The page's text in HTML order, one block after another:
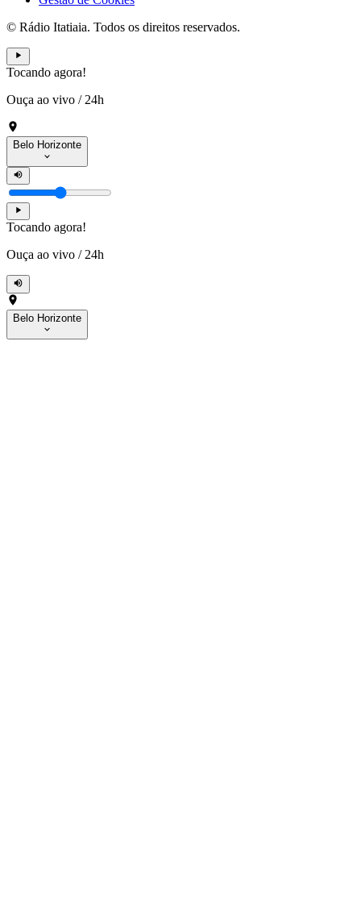
© Rádio Itatiaia. Todos os direitos reservados.
Tocando agora!
Ouça ao vivo / 24h
Belo Horizonte
Tocando agora!
Ouça ao vivo / 24h
Belo Horizonte